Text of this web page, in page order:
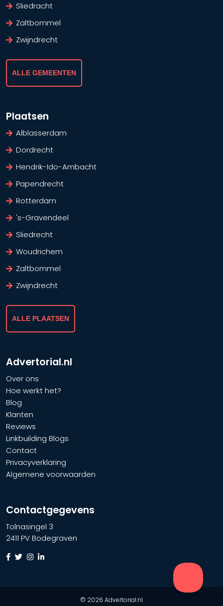
Advertorial.nl
Over ons
Hoe werkt het?
Blog
Klanten
Reviews
Linkbuilding Blogs
Contact
Privacyverklaring
Algemene voorwaarden
Sliedracht
Zaltbommel
Zwijndrecht
ALLE GEMEENTEN
Plaatsen
Alblasserdam
Dordrecht
Hendrik-Ido-Ambacht
Papendrecht
Rotterdam
's-Gravendeel
Sliedrecht
Woudrichem
Zaltbommel
Zwijndrecht
ALLE PLAATSEN
Contactgegevens
Tolnasingel 3
2411 PV Bodegraven
© 2026 Advertorial.nl